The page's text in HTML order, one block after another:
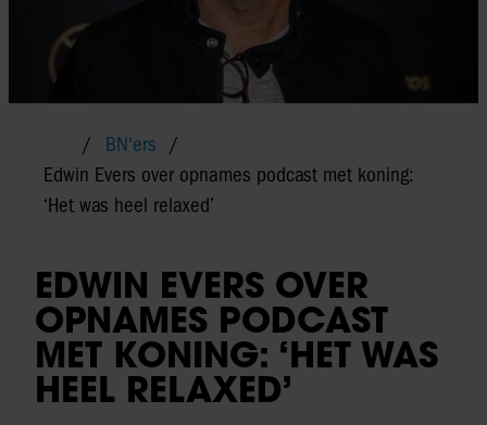
BN'ers
Edwin Evers over opnames podcast met koning:
‘Het was heel relaxed’
EDWIN EVERS OVER
OPNAMES PODCAST
MET KONING: ‘HET WAS
HEEL RELAXED’